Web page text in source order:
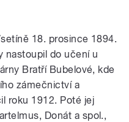
18. prosince 1894.
nastoupil do učení u
Bratří Bubelové, kde
zámečnictví a
roku 1912. Poté jej
Donát a spol.,